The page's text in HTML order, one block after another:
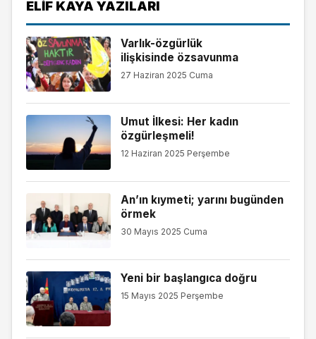
ELIF KAYA YAZILARI
Varlık-özgürlük
ilişkisinde özsavunma
27 Haziran 2025 Cuma
Umut İlkesi: Her kadın
özgürleşmeli!
12 Haziran 2025 Perşembe
An’ın kıymeti; yarını bugünden
örmek
30 Mayıs 2025 Cuma
Yeni bir başlangıca doğru
15 Mayıs 2025 Perşembe